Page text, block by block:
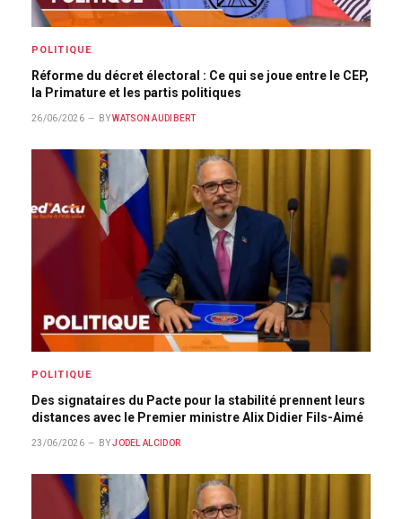
POLITIQUE
Réforme du décret électoral : Ce qui se joue entre le CEP,
la Primature et les partis politiques
26/06/2026 BY WATSON AUDIBERT
POLITIQUE
Des signataires du Pacte pour la stabilité prennent leurs
distances avec le Premier ministre Alix Didier Fils-Aimé
23/06/2026 BY JODEL ALCIDOR